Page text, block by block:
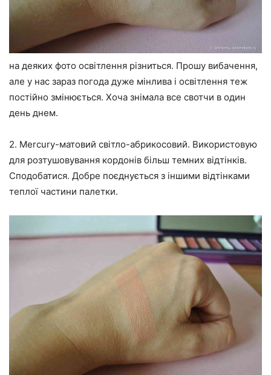
на деяких фото освітлення різниться. Прошу вибачення,
але у нас зараз погода дуже мінлива і освітлення теж
постійно змінюється. Хоча знімала все свотчи в один
день днем.
2. Mercury-матовий світло-абрикосовий. Використовую
для розтушовування кордонів більш темних відтінків.
Сподобатися. Добре поєднується з іншими відтінками
теплої частини палетки.